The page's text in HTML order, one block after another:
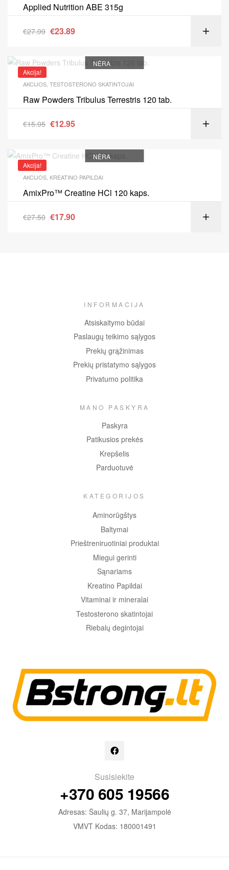
Applied Nutrition ABE 315g
€27.99 €23.89
Akcija!
NĖRA
AKCIJOS, TESTOSTERONO SKATINTOJAI
Raw Powders Tribulus Terrestris 120 tab.
€15.95 €12.95
Akcija!
NĖRA
AKCIJOS KREATINO PAPILDAI
AmixPro™ Creatine HCl 120 kaps.
€27.50 €17.90
Susisiekite
+370 605 19566
Adresas: Šaulių g. 37, Marijampolė
VMVT Kodas: 180001491
INFORMACIJA
Atsiskaitymo būdai
Paslaugų teikimo sąlygos
Prekių grąžinimas
Prekių pristatymo sąlygos
Privatumo politika
MANO PASKYRA
Paskyra
Patikusios prekės
Krepšelis
Parduotuvė
KATEGORIJOS
Aminorūgštys
Baltymai
Prieštreniruotiniai produktai
Miegui gerinti
Sąnariams
Kreatino Papildai
Vitaminai ir mineralai
Testosterono skatintojai
Riebalų degintojai